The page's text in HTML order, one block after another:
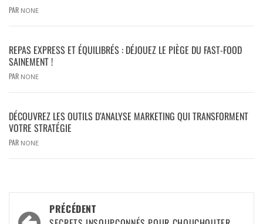
PAR NONE
REPAS EXPRESS ET ÉQUILIBRÉS : DÉJOUEZ LE PIÈGE DU FAST-FOOD
SAINEMENT !
PAR NONE
DÉCOUVREZ LES OUTILS D’ANALYSE MARKETING QUI TRANSFORMENT
VOTRE STRATÉGIE
PAR NONE
PRÉCÉDENT